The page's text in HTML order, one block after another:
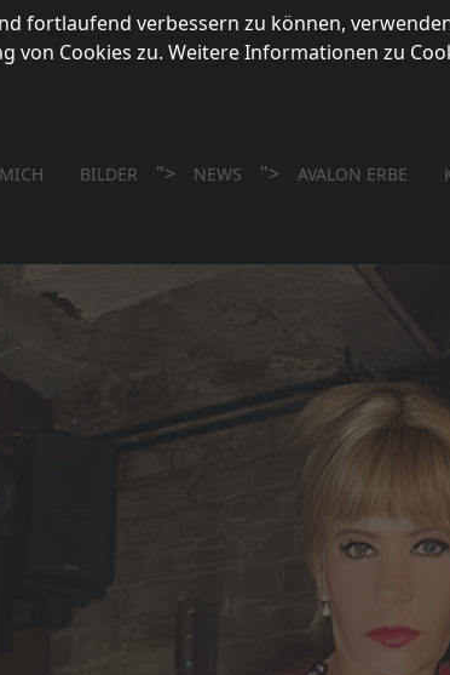
BILDER "> NEWS "> AVALON ERBE
fortlaufend verbessern zu können,
von Cookies zu. Weitere Informationen zu